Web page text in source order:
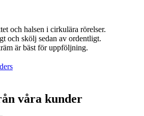
och halsen i cirkulära rörelser.
och skölj sedan av ordentligt.
är bäst för uppföljning.
våra kunder